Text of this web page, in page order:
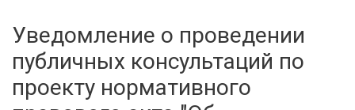
Уведомление о проведении
публичных консультаций по
проекту нормативного